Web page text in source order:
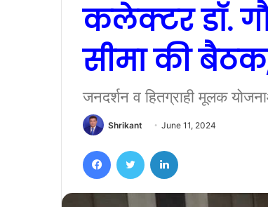
कलेक्टर डाॅ.
सीमा की
जनदर्शन व हितग्राही मूलक
Shrikant June 11, 2024